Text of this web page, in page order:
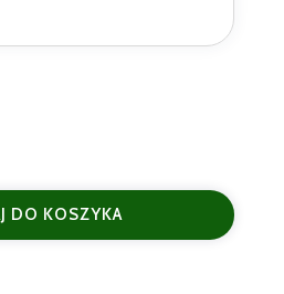
DO KOSZYKA